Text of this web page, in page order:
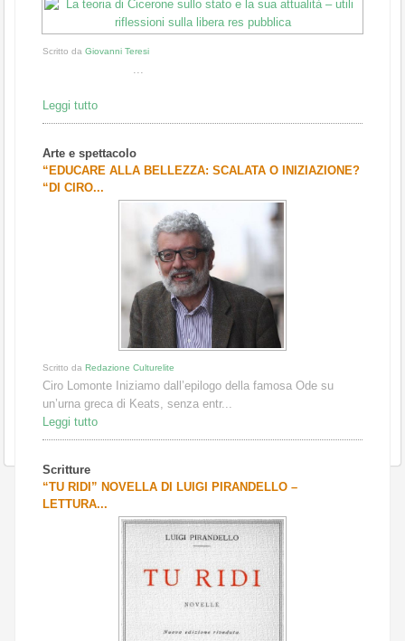
Scritto da Giovanni Teresi
...
Leggi tutto
Arte e spettacolo
“EDUCARE ALLA BELLEZZA: SCALATA O INIZIAZIONE?
“DI CIRO...
Scritto da Redazione Culturelite
Ciro Lomonte Iniziamo dall’epilogo della famosa Ode su
un’urna greca di Keats, senza entr...
Leggi tutto
Scritture
“TU RIDI” NOVELLA DI LUIGI PIRANDELLO –
LETTURA...